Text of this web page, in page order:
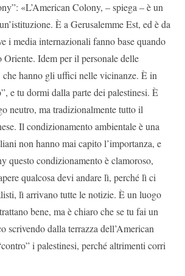
«L’American Colony, – spiega – è un
È a Gerusalemme Est, ed è da
i media internazionali fanno base quando
Idem per il personale delle
hanno gli uffici nelle vicinanze. È in
e tu dormi dalla parte dei palestinesi. È
neutro, ma tradizionalmente tutto il
Il condizionamento ambientale è una
non hanno mai capito l’importanza, e
questo condizionamento è clamoroso,
qualcosa devi andare lì, perché lì ci
lì arrivano tutte le notizie. È un luogo
bene, ma è chiaro che se tu fai un
scrivendo dalla terrazza dell’American
i palestinesi, perché altrimenti corri